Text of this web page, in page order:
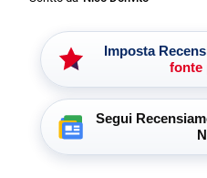
Imposta
fonte
Segui